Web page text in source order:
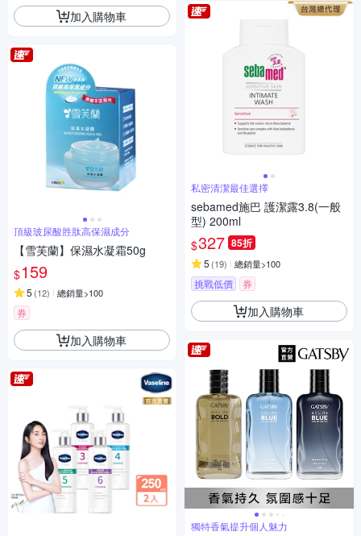
加入購物車
頂級玻尿酸胜肽高保濕成分
【雪芙蘭】保濕水凝霜50g
$159
5 (12) 總銷量>100
券
加入購物車
私密清潔最佳選擇
sebamed施巴 護潔露3.8(一般
型) 200ml
$327 85折
5 (19) 總銷量>100
挑戰低價 券
加入購物車
獨特香氣提升個人魅力